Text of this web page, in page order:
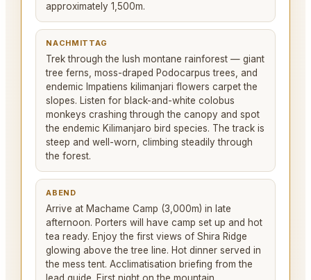
approximately 1,500m.
NACHMITTAG
Trek through the lush montane rainforest — giant
tree ferns, moss-draped Podocarpus trees, and
endemic Impatiens kilimanjari flowers carpet the
slopes. Listen for black-and-white colobus
monkeys crashing through the canopy and spot
the endemic Kilimanjaro bird species. The track is
steep and well-worn, climbing steadily through
the forest.
ABEND
Arrive at Machame Camp (3,000m) in late
afternoon. Porters will have camp set up and hot
tea ready. Enjoy the first views of Shira Ridge
glowing above the tree line. Hot dinner served in
the mess tent. Acclimatisation briefing from the